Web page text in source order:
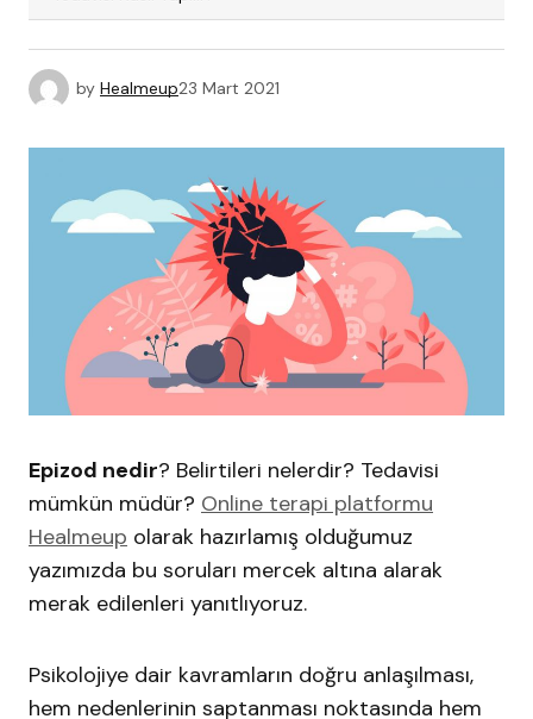
by Healmeup23 Mart 2021
Epizod nedir? Belirtileri nelerdir? Tedavisi
mümkün müdür? Online terapi platformu
Healmeup olarak hazırlamış olduğumuz
yazımızda bu soruları mercek altına alarak
merak edilenleri yanıtlıyoruz.
Psikolojiye dair kavramların doğru anlaşılması,
hem nedenlerinin saptanması noktasında hem